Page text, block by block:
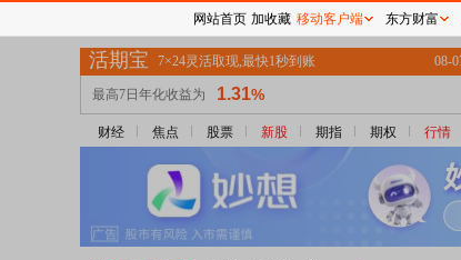
财经 焦点 股票 新股 期指 期权 行情
网站首页 加收藏 移动客户端 东方财富